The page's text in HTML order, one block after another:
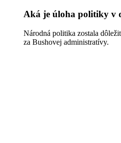
Aká je úloha politiky v
Národná politika zostala
za Bushovej administratívy.